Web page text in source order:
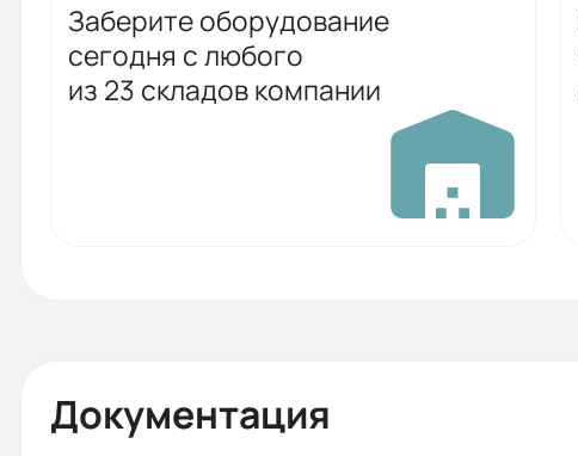
Заберите оборудование
сегодня с любого
из 23 складов компании
Документация